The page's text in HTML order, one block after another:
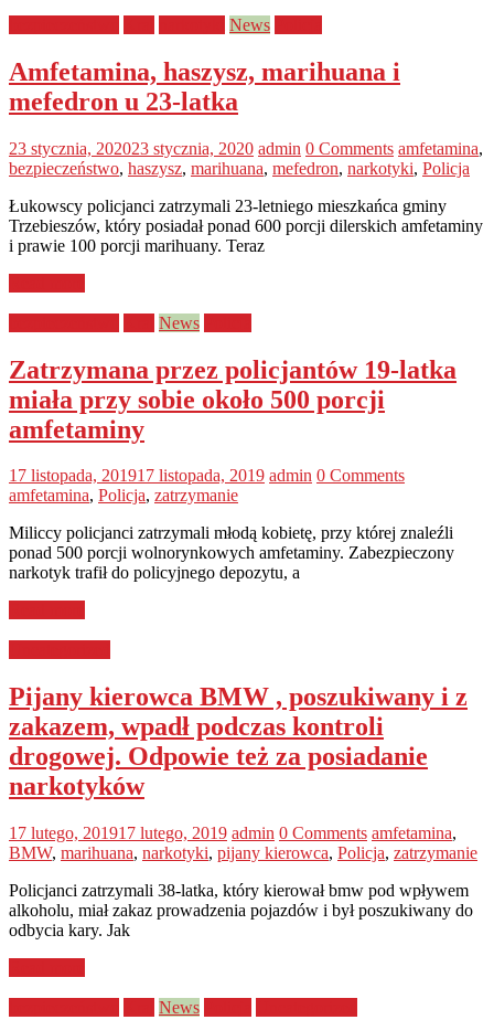
News
Amfetamina, haszysz, marihuana i
mefedron u 23-latka
23 stycznia, 202023 stycznia, 2020 admin 0 Comments amfetamina,
bezpieczeństwo, haszysz, marihuana, mefedron, narkotyki, Policja
Łukowscy policjanci zatrzymali 23-letniego mieszkańca gminy
Trzebieszów, który posiadał ponad 600 porcji dilerskich amfetaminy
i prawie 100 porcji marihuany. Teraz
News
Zatrzymana przez policjantów 19-latka
miała przy sobie około 500 porcji
amfetaminy
17 listopada, 201917 listopada, 2019 admin 0 Comments
amfetamina, Policja, zatrzymanie
Miliccy policjanci zatrzymali młodą kobietę, przy której znaleźli
ponad 500 porcji wolnorynkowych amfetaminy. Zabezpieczony
narkotyk trafił do policyjnego depozytu, a
Pijany kierowca BMW , poszukiwany i z
zakazem, wpadł podczas kontroli
drogowej. Odpowie też za posiadanie
narkotyków
17 lutego, 201917 lutego, 2019 admin 0 Comments amfetamina,
BMW, marihuana, narkotyki, pijany kierowca, Policja, zatrzymanie
Policjanci zatrzymali 38-latka, który kierował bmw pod wpływem
alkoholu, miał zakaz prowadzenia pojazdów i był poszukiwany do
odbycia kary. Jak
News